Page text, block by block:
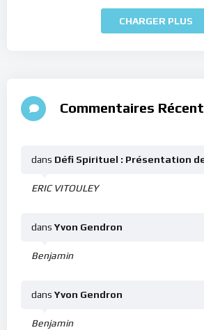
CHARGER PLUS
Commentaires
ERIC VITOULEY
dans Défi Spirituel : Présentation
Benjamin
dans Yvon Gendron
Benjamin
dans Yvon Gendron